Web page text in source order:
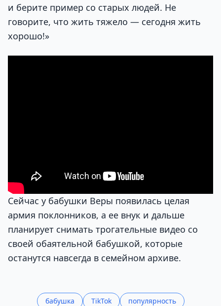
и берите пример со старых людей. Не
говорите, что жить тяжело — сегодня жить
хорошо!»
Сейчас у бабушки Веры появилась целая
армия поклонников, а ее внук и дальше
планирует снимать трогательные видео со
своей обаятельной бабушкой, которые
останутся навсегда в семейном архиве.
бабушка TikTok популярность